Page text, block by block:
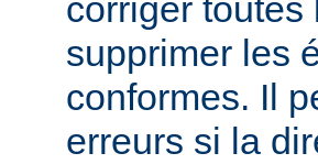
corriger toutes
supprimer les
conformes. Il
erreurs si la